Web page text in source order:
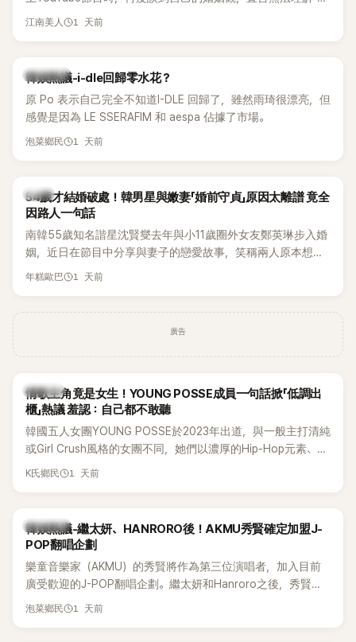
另一半的口臭、便便臭都要愛」這種說法，更大方表明自己是不
江南美人 1 天前
熱議討論
韓娛熱議-i-dle回歸零水花？
原 Po 表示自己完全不知道I-DLE 回歸了，雖然雨琦很漂亮，但
感覺是因為 LE SSERAFIM 和 aespa 佔據了市場。
泡菜鄉民 1 天前
韓星
54歲才結婚破處！韓男星與嫩妻「婚前守貞」原因太離譜 竟全
因路人一句話
南韓55歲知名諧星沈賢燮去年與小11歲圈外女友鄭英琳步入婚
姻，近日在節目中分享與妻子的戀愛故事，笑稱兩人原本想享
受兩人世界，沒想到站在飯店門口時竟被路人認出，還一路替
年糕歐巴 1 天前
廣告
K-POP
情歌主角竟是女生！YOUNG POSSE成員一句話掀「低調出
櫃」熱議 羞認：自己都不敢聽
韓國五人女團YOUNG POSSE於2023年出道，與一般主打清純
或Girl Crush風格的女團不同，她們以濃厚的Hip-Hop元素、自
創Rap及成員親自參與創作為特色，MV也融入美式街頭、塗
為第五代女團中極具辨識度的新生代代表之一。
K氏鄉民 1 天前
熱議討論
韓娛熱議-繼太妍、HANRORO後！AKMU秀賢確定加盟J-
POP翻唱企劃
樂童音樂家（AKMU）的秀賢將作為第三位演唱者，加入目前
廣受歡迎的J-POP翻唱企劃。繼太妍和Hanroro之後，秀賢已
獲選為第三首翻唱歌曲的主唱，並於近期完成錄音。
泡菜鄉民 1 天前